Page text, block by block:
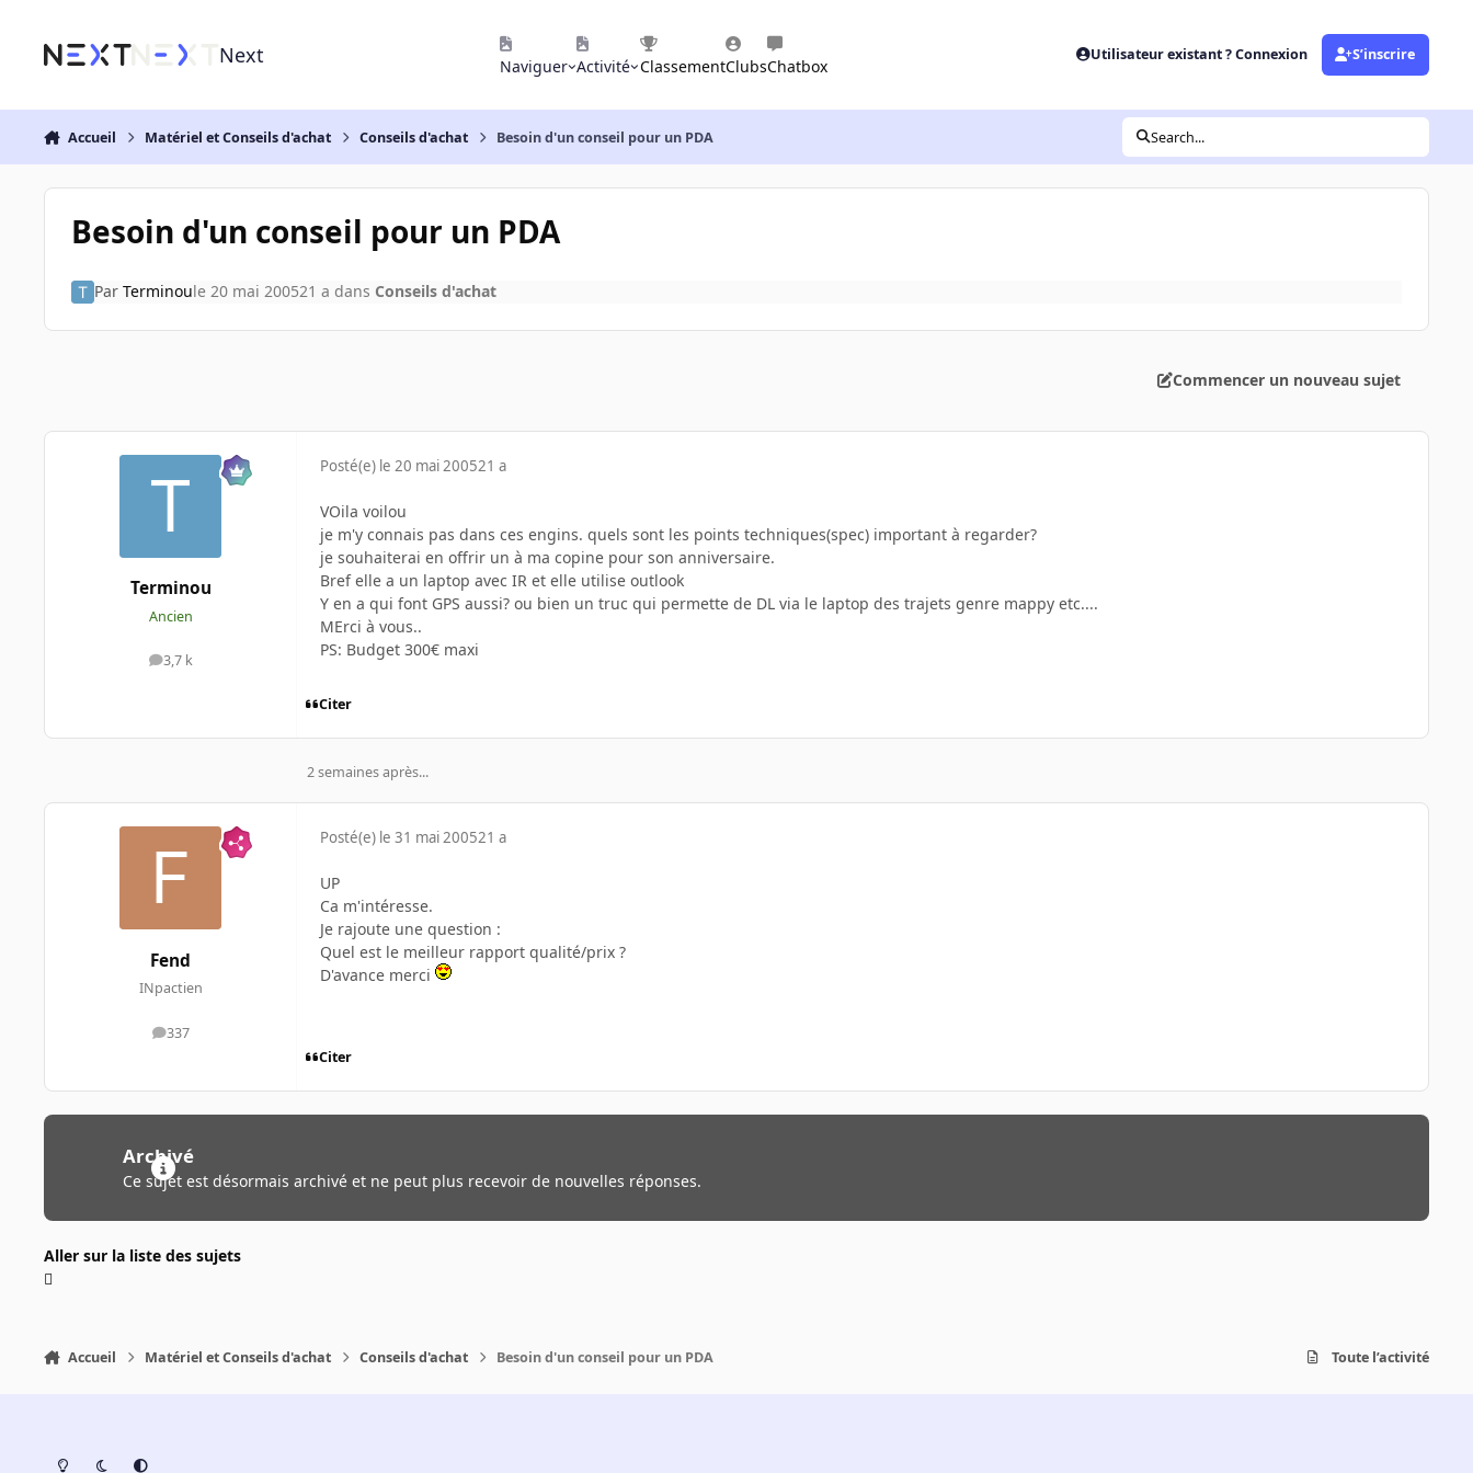
Next Naviguer Activité ClassementClubsChatbox
Utilisateur existant ? Connexion S’inscrire
Accueil Matériel et Conseils d'achat Conseils d'achat Besoin d'un conseil pour un PDA Search...
Besoin d'un conseil pour un PDA
Par Terminoule 20 mai 200521 a dans Conseils d'achat
Commencer un nouveau sujet
Terminou
Ancien
3,7 k
messages
Posté(e) le 20 mai 200521 a
VOila voilou
je m'y connais pas dans ces engins. quels sont les points techniques(spec) important à regarder?
je souhaiterai en offrir un à ma copine pour son anniversaire.
Bref elle a un laptop avec IR et elle utilise outlook
Y en a qui font GPS aussi? ou bien un truc qui permette de DL via le laptop des trajets genre mappy etc....
MErci à vous..
PS: Budget 300€ maxi
Citer
2 semaines après...
Fend
INpactien
337
messages
Posté(e) le 31 mai 200521 a
UP
Ca m'intéresse.
Je rajoute une question :
Quel est le meilleur rapport qualité/prix ?
D'avance merci
Citer
Archivé
Ce sujet est désormais archivé et ne peut plus recevoir de nouvelles réponses.
Aller sur la liste des sujets
Accueil Matériel et Conseils d'achat Conseils d'achat Besoin d'un conseil pour un PDA Toute l’activité
Light ModeDark ModeSystem Preference